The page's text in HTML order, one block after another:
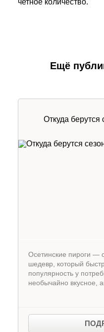
четное количество.
Ещё
Откуда берутся
Осетинские пироги —
шедевр, который
популярность у
необычайно вкусное,